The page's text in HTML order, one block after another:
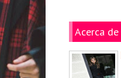
Acerca de